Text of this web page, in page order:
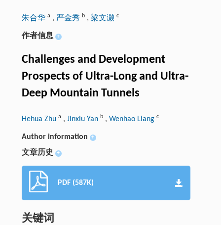
朱合华 a , 严金秀 b, 梁文灏 c
作者信息 +
Challenges and Development
Prospects of Ultra-Long and Ultra-
Deep Mountain Tunnels
Hehua Zhu a , Jinxiu Yan b, Wenhao Liang c
Author information +
文章历史 +
PDF (587K)
关键词